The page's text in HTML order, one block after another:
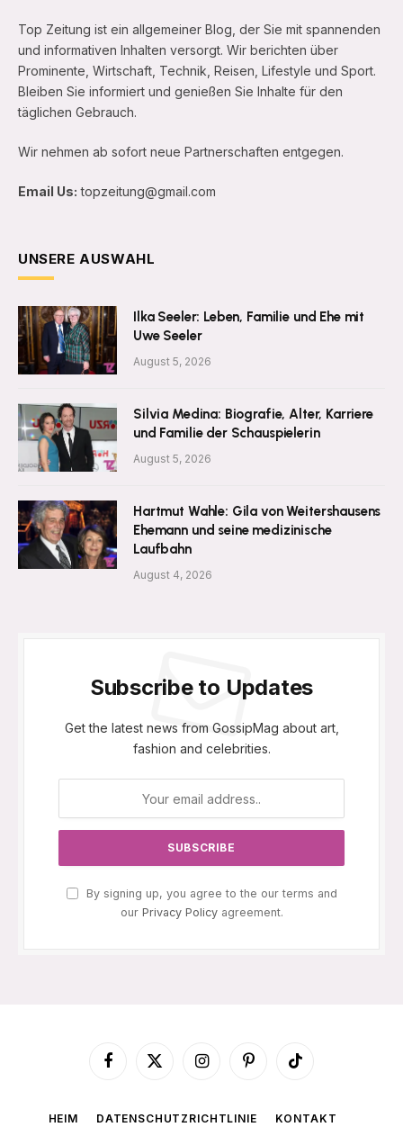
Top Zeitung ist ein allgemeiner Blog, der Sie mit spannenden
und informativen Inhalten versorgt. Wir berichten über
Prominente, Wirtschaft, Technik, Reisen, Lifestyle und Sport.
Bleiben Sie informiert und genießen Sie Inhalte für den
täglichen Gebrauch.
Wir nehmen ab sofort neue Partnerschaften entgegen.
Email Us: topzeitung@gmail.com
UNSERE AUSWAHL
Ilka Seeler: Leben, Familie und Ehe mit
Uwe Seeler
August 5, 2026
Silvia Medina: Biografie, Alter, Karriere
und Familie der Schauspielerin
August 5, 2026
Hartmut Wahle: Gila von Weitershausens
Ehemann und seine medizinische
Laufbahn
August 4, 2026
Subscribe to Updates
Get the latest news from GossipMag about art,
fashion and celebrities.
By signing up, you agree to the our terms and
our Privacy Policyagreement.
Facebook
X
InstagramPinterestTikTok
HEIM DATENSCHUTZRICHTLINIE KONTAKT